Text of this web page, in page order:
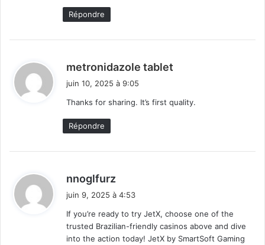
Répondre
metronidazole tablet
juin 10, 2025 à 9:05
Thanks for sharing. It’s first quality.
Répondre
nnoglfurz
:
juin 9, 2025 à 4:53
If you’re ready to try JetX, choose one of the
trusted Brazilian-friendly casinos above and dive
into the action today! JetX by SmartSoft Gaming